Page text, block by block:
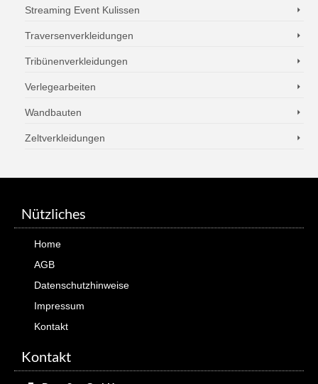
Streaming Event Kulissen
Traversenverkleidungen
Tribünenverkleidungen
Verlegearbeiten
Wandbauten
Zeltverkleidungen
Nützliches
Home
AGB
Datenschutzhinweise
Impressum
Kontakt
Kontakt